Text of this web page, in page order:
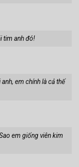
tim anh đó!
em chính là cả thế
em giống viên kim